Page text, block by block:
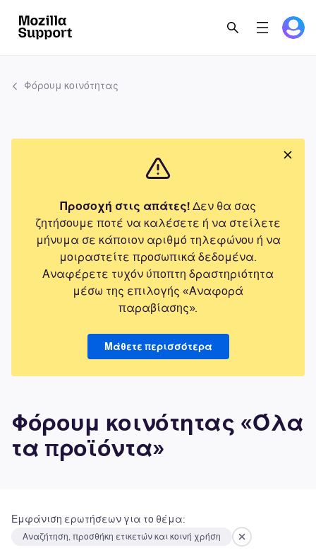
Φόρουμ κοινότητας
Προσοχή στις απάτες! Δεν θα σας
ζητήσουμε ποτέ να καλέσετε ή να στείλετε
μήνυμα σε κάποιον αριθμό τηλεφώνου ή να
μοιραστείτε προσωπικά δεδομένα.
Αναφέρετε τυχόν ύποπτη δραστηριότητα
μέσω της επιλογής «Αναφορά
παραβίασης».
Μάθετε περισσότερα
Φόρουμ κοινότητας «Όλα
τα προϊόντα»
Εμφάνιση ερωτήσεων για το θέμα:
Αναζήτηση, προσθήκη ετικετών και κοινή χρήση